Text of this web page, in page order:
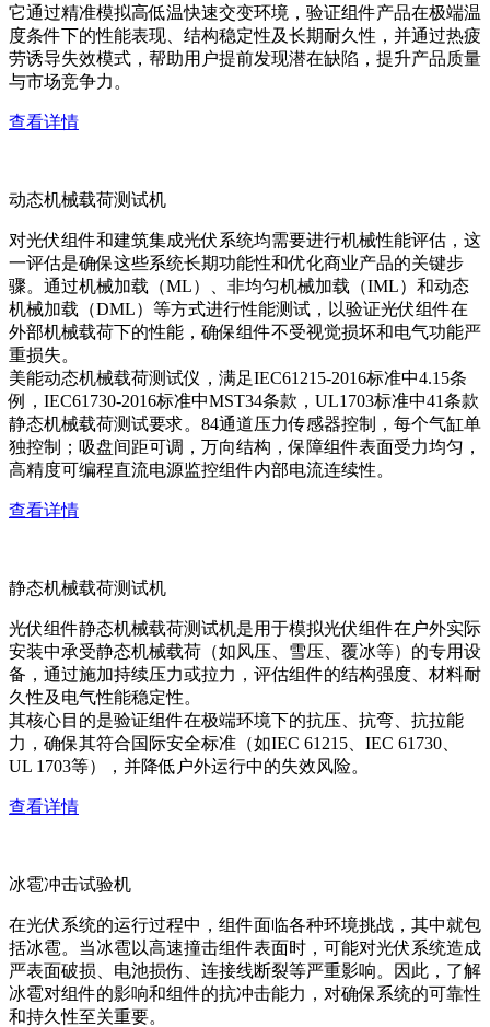
它通过精准模拟高低温快速交变环境，验证组件产品在极端温
度条件下的性能表现、结构稳定性及长期耐久性，并通过热疲
劳诱导失效模式，帮助用户提前发现潜在缺陷，提升产品质量
与市场竞争力。
查看详情
动态机械载荷测试机
对光伏组件和建筑集成光伏系统均需要进行机械性能评估，这
一评估是确保这些系统长期功能性和优化商业产品的关键步
骤。通过机械加载（ML）、非均匀机械加载（IML）和动态
机械加载（DML）等方式进行性能测试，以验证光伏组件在
外部机械载荷下的性能，确保组件不受视觉损坏和电气功能严
重损失。
美能动态机械载荷测试仪，满足IEC61215-2016标准中4.15条
例，IEC61730-2016标准中MST34条款，UL1703标准中41条款
静态机械载荷测试要求。84通道压力传感器控制，每个气缸单
独控制；吸盘间距可调，万向结构，保障组件表面受力均匀，
高精度可编程直流电源监控组件内部电流连续性。
查看详情
静态机械载荷测试机
光伏组件静态机械载荷测试机是用于模拟光伏组件在户外实际
安装中承受静态机械载荷（如风压、雪压、覆冰等）的专用设
备，通过施加持续压力或拉力，评估组件的结构强度、材料耐
久性及电气性能稳定性。
其核心目的是验证组件在极端环境下的抗压、抗弯、抗拉能
力，确保其符合国际安全标准（如IEC 61215、IEC 61730、
UL 1703等），并降低户外运行中的失效风险。
查看详情
冰雹冲击试验机
在光伏系统的运行过程中，组件面临各种环境挑战，其中就包
括冰雹。当冰雹以高速撞击组件表面时，可能对光伏系统造成
严表面破损、电池损伤、连接线断裂等严重影响。因此，了解
冰雹对组件的影响和组件的抗冲击能力，对确保系统的可靠性
和持久性至关重要。